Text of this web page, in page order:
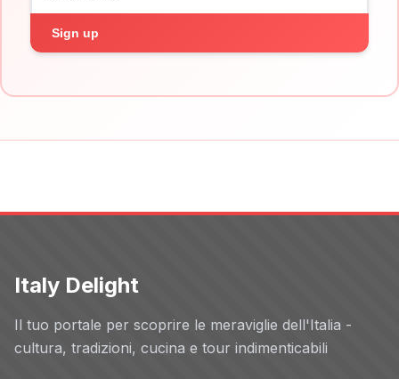
Sign up
Italy Delight
Il tuo portale per scoprire le meraviglie dell'Italia -
cultura, tradizioni, cucina e tour indimenticabili